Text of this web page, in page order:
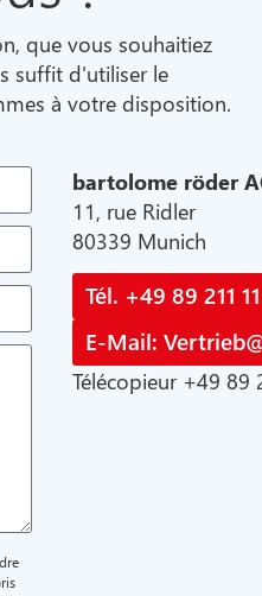
que vous souhaitiez
suffit d'utiliser le
à votre disposition.
bartolome röder
11, rue Ridler
80339 Munich
Tél. +49 89 211
E-Mail:
Télécopieur +49 89